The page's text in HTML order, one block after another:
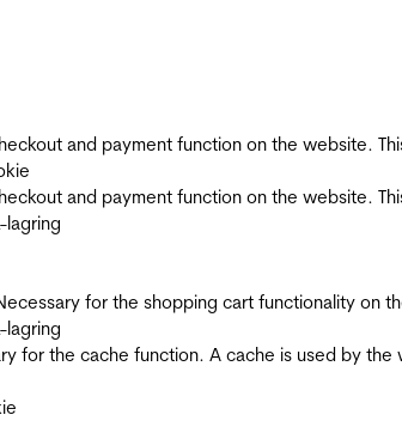
and payment function on the website.
and payment function on the website.
lagring
for the shopping cart functionality on
lagring
for the cache function. A cache is used by